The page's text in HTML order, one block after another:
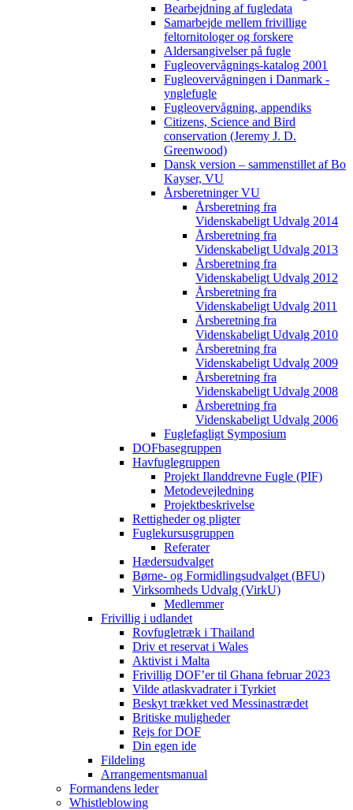
Bearbejdning af fugledata
Samarbejde mellem frivillige
feltornitologer og forskere
Aldersangivelser på fugle
Fugleovervågnings-katalog 2001
Fugleovervågningen i Danmark -
ynglefugle
Fugleovervågning, appendiks
Citizens, Science and Bird
conservation (Jeremy J. D.
Greenwood)
Dansk version – sammenstillet af Bo
Kayser, VU
Årsberetninger VU
Årsberetning fra
Videnskabeligt Udvalg 2014
Årsberetning fra
Videnskabeligt Udvalg 2013
Årsberetning fra
Videnskabeligt Udvalg 2012
Årsberetning fra
Videnskabeligt Udvalg 2011
Årsberetning fra
Videnskabeligt Udvalg 2010
Årsberetning fra
Videnskabeligt Udvalg 2009
Årsberetning fra
Videnskabeligt Udvalg 2008
Årsberetning fra
Videnskabeligt Udvalg 2006
Fuglefagligt Symposium
DOFbasegruppen
Havfuglegruppen
Projekt Ilanddrevne Fugle (PIF)
Metodevejledning
Projektbeskrivelse
Rettigheder og pligter
Fuglekursusgruppen
Referater
Hædersudvalget
Børne- og Formidlingsudvalget (BFU)
Virksomheds Udvalg (VirkU)
Medlemmer
Frivillig i udlandet
Rovfugletræk i Thailand
Driv et reservat i Wales
Aktivist i Malta
Frivillig DOF’er til Ghana februar 2023
Vilde atlaskvadrater i Tyrkiet
Beskyt trækket ved Messinastrædet
Britiske muligheder
Rejs for DOF
Din egen ide
Fildeling
Arrangementsmanual
Formandens leder
Whistleblowing